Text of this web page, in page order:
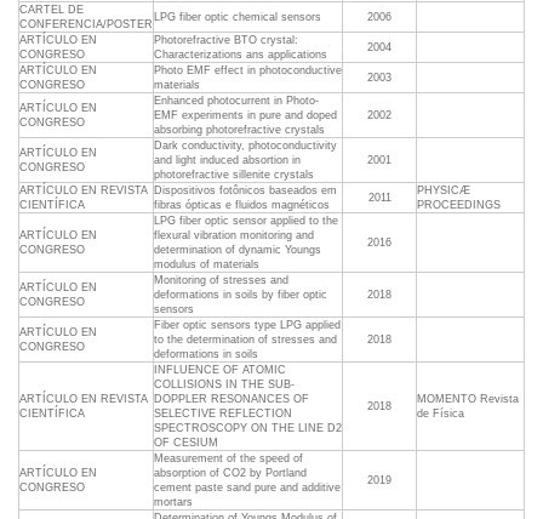
CARTEL DE
CONFERENCIA/POSTER
LPG fiber optic chemical sensors
2006
ARTÍCULO EN
CONGRESO
Photorefractive BTO crystal:
Characterizations ans applications
2004
ARTÍCULO EN
CONGRESO
Photo EMF effect in photoconductive
materials
2003
ARTÍCULO EN
CONGRESO
Enhanced photocurrent in Photo-
EMF experiments in pure and doped
absorbing photorefractive crystals
2002
ARTÍCULO EN
CONGRESO
Dark conductivity, photoconductivity
and light induced absortion in
photorefractive sillenite crystals
2001
ARTÍCULO EN REVISTA
CIENTÍFICA
Dispositivos fotônicos baseados em
fibras ópticas e fluidos magnéticos
2011
PHYSICÆ
PROCEEDINGS
ARTÍCULO EN
CONGRESO
LPG fiber optic sensor applied to the
flexural vibration monitoring and
determination of dynamic Youngs
modulus of materials
2016
ARTÍCULO EN
CONGRESO
Monitoring of stresses and
deformations in soils by fiber optic
sensors
2018
ARTÍCULO EN
CONGRESO
Fiber optic sensors type LPG applied
to the determination of stresses and
deformations in soils
2018
ARTÍCULO EN REVISTA
CIENTÍFICA
INFLUENCE OF ATOMIC
COLLISIONS IN THE SUB-
DOPPLER RESONANCES OF
SELECTIVE REFLECTION
SPECTROSCOPY ON THE LINE D2
OF CESIUM
2018
MOMENTO Revista
de Física
ARTÍCULO EN
CONGRESO
Measurement of the speed of
absorption of CO2 by Portland
cement paste sand pure and additive
mortars
2019